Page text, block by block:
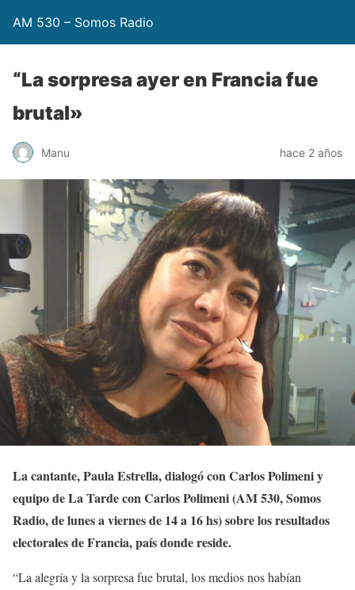
AM 530 – Somos Radio
“La sorpresa ayer en Francia fue
brutal»
Manu hace 2 años
La cantante, Paula Estrella, dialogó con Carlos Polimeni y
equipo de La Tarde con Carlos Polimeni (AM 530, Somos
Radio, de lunes a viernes de 14 a 16 hs) sobre los resultados
electorales de Francia, país donde reside.
“La alegría y la sorpresa fue brutal, los medios nos habían